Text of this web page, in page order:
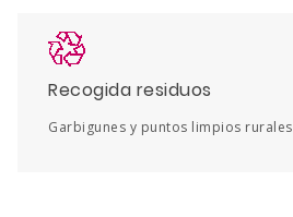
Recogida residuos
Garbigunes y puntos limpios rurales